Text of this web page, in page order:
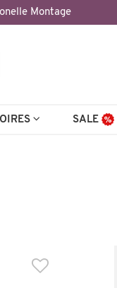
Montage
SALE
gelegt: